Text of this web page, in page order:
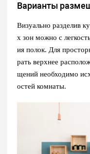
Варианты
Визуально разделив
х зон можно с
ия полок. Для
рать верхнее
щений необходимо
остей комнаты.